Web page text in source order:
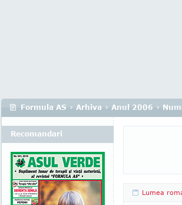
Formula AS › Arhiva › Anul 2006 ›
Lumea
Recomandari